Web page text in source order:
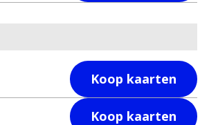
Koop kaarten
Koop kaarten